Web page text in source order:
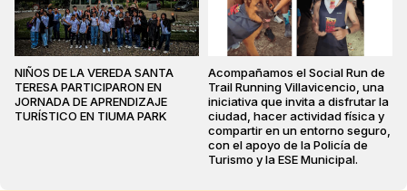
NIÑOS DE LA VEREDA SANTA
TERESA PARTICIPARON EN
JORNADA DE APRENDIZAJE
TURÍSTICO EN TIUMA PARK
Acompañamos el Social Run de
Trail Running Villavicencio, una
iniciativa que invita a disfrutar la
ciudad, hacer actividad física y
compartir en un entorno seguro,
con el apoyo de la Policía de
Turismo y la ESE Municipal.